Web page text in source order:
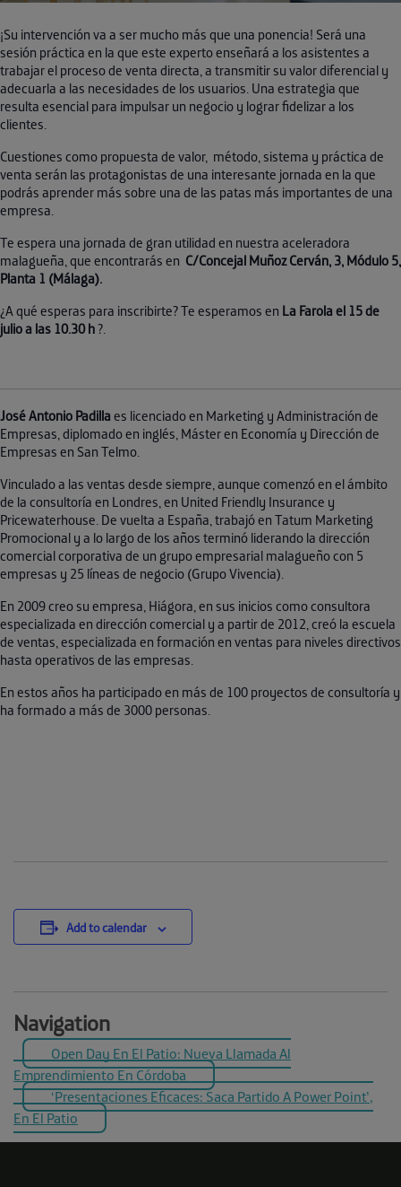
¡Su intervención va a ser mucho más que una ponencia! Será una
sesión práctica en la que este experto enseñará a los asistentes a
trabajar el proceso de venta directa, a transmitir su valor diferencial y
adecuarla a las necesidades de los usuarios. Una estrategia que
resulta esencial para impulsar un negocio y lograr fidelizar a los
clientes.
Cuestiones como propuesta de valor, método, sistema y práctica de
venta serán las protagonistas de una interesante jornada en la que
podrás aprender más sobre una de las patas más importantes de una
empresa.
Te espera una jornada de gran utilidad en nuestra aceleradora
malagueña, que encontrarás en C/Concejal Muñoz Cerván, 3, Módulo 5,
Planta 1 (Málaga).
¿A qué esperas para inscribirte? Te esperamos en La Farola el 15 de
julio a las 10.30 h?.
José Antonio Padilla es licenciado en Marketing y Administración de
Empresas, diplomado en inglés, Máster en Economía y Dirección de
Empresas en San Telmo.
Vinculado a las ventas desde siempre, aunque comenzó en el ámbito
de la consultoría en Londres, en United Friendly Insurance y
Pricewaterhouse. De vuelta a España, trabajó en Tatum Marketing
Promocional y a lo largo de los años terminó liderando la dirección
comercial corporativa de un grupo empresarial malagueño con 5
empresas y 25 líneas de negocio (Grupo Vivencia).
En 2009 creo su empresa, Hiágora, en sus inicios como consultora
especializada en dirección comercial y a partir de 2012, creó la escuela
de ventas, especializada en formación en ventas para niveles directivos
hasta operativos de las empresas.
En estos años ha participado en más de 100 proyectos de consultoría y
ha formado a más de 3000 personas.
Add to calendar
Navigation
Open Day En El Patio: Nueva Llamada Al
Emprendimiento En Córdoba
‘Presentaciones Eficaces: Saca Partido A Power Point’,
En El Patio